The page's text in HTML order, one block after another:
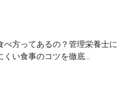
べ方ってあるの？管理栄養士に
くい食事のコツを徹底…